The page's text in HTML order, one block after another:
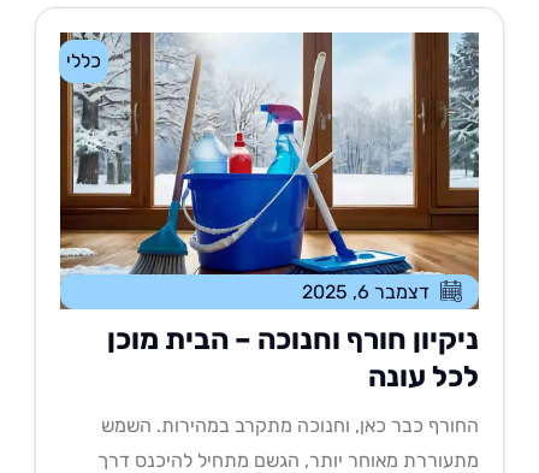
כללי
דצמבר 6, 2025
חורף וחנוכה – הבית מוכן
עונה
כבר כאן, וחנוכה מתקרב במהירות. השמש
מאוחר יותר, הגשם מתחיל להיכנס דרך